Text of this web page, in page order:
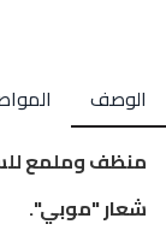
الوصف
منظف وملمع
شعار "موبي".